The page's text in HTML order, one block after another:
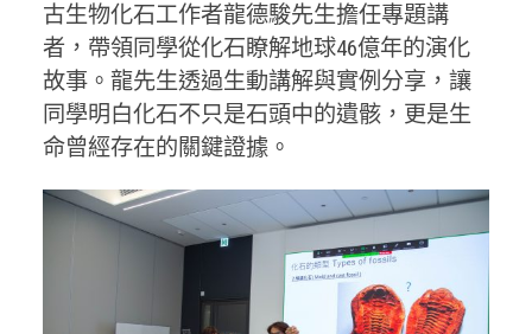
古生物化石工作者龍德駿先生擔任專題講
者，帶領同學從化石瞭解地球46億年的演化
故事。龍先生透過生動講解與實例分享，讓
同學明白化石不只是石頭中的遺骸，更是生
命曾經存在的關鍵證據。